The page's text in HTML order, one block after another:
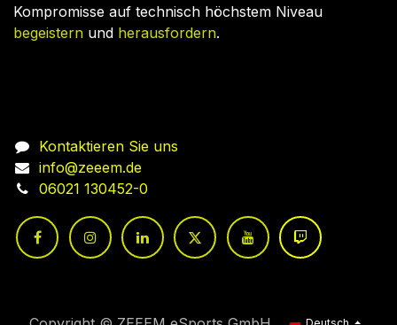
Kompromisse auf technisch höchstem Niveau
begeistern und herausfordern.
Kontaktieren Sie uns
info@zeeem.de
06021 130452-0